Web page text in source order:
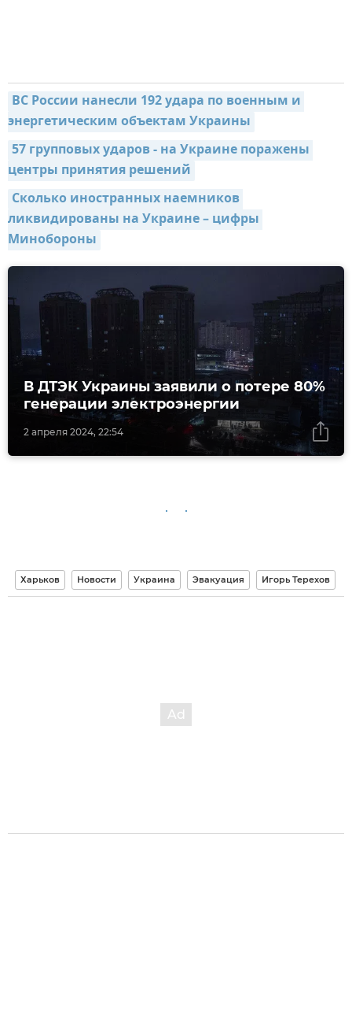
ВС России нанесли 192 удара по военным и
энергетическим объектам Украины
57 групповых ударов - на Украине поражены
центры принятия решений
Сколько иностранных наемников
ликвидированы на Украине – цифры
Минобороны
2 апреля 2024, 22:54
В ДТЭК Украины заявили о потере 80%
генерации электроэнергии
Харьков Новости Украина Эвакуация Игорь Терехов